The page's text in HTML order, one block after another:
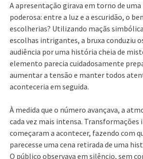
A apresentação girava em torno de
poderosa: entre a luz e a escuridão, o
escolherias? Utilizando maçãs
escolhas intrigantes, a bruxa conduziu
audiência por uma história cheia de
elemento parecia cuidadosamente
aumentar a tensão e manter todos
aconteceria em seguida.
À medida que o número avançava, a
cada vez mais intensa. Transformações
começaram a acontecer, fazendo com
parecesse uma cena retirada de uma
O público observava em silêncio, sem